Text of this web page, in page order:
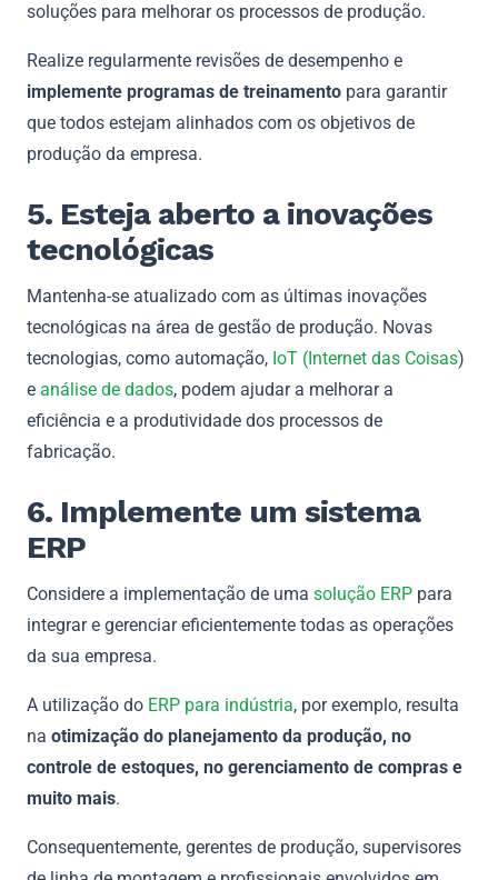
soluções para melhorar os processos de produção.
Realize regularmente revisões de desempenho e
implemente programas de treinamento para garantir
que todos estejam alinhados com os objetivos de
produção da empresa.
5. Esteja aberto a inovações
tecnológicas
Mantenha-se atualizado com as últimas inovações
tecnológicas na área de gestão de produção. Novas
tecnologias, como automação, IoT (Internet das Coisas)
e análise de dados, podem ajudar a melhorar a
eficiência e a produtividade dos processos de
fabricação.
6. Implemente um sistema
ERP
Considere a implementação de uma solução ERP para
integrar e gerenciar eficientemente todas as operações
da sua empresa.
A utilização do ERP para indústria, por exemplo, resulta
na otimização do planejamento da produção, no
controle de estoques, no gerenciamento de compras e
muito mais.
Consequentemente, gerentes de produção, supervisores